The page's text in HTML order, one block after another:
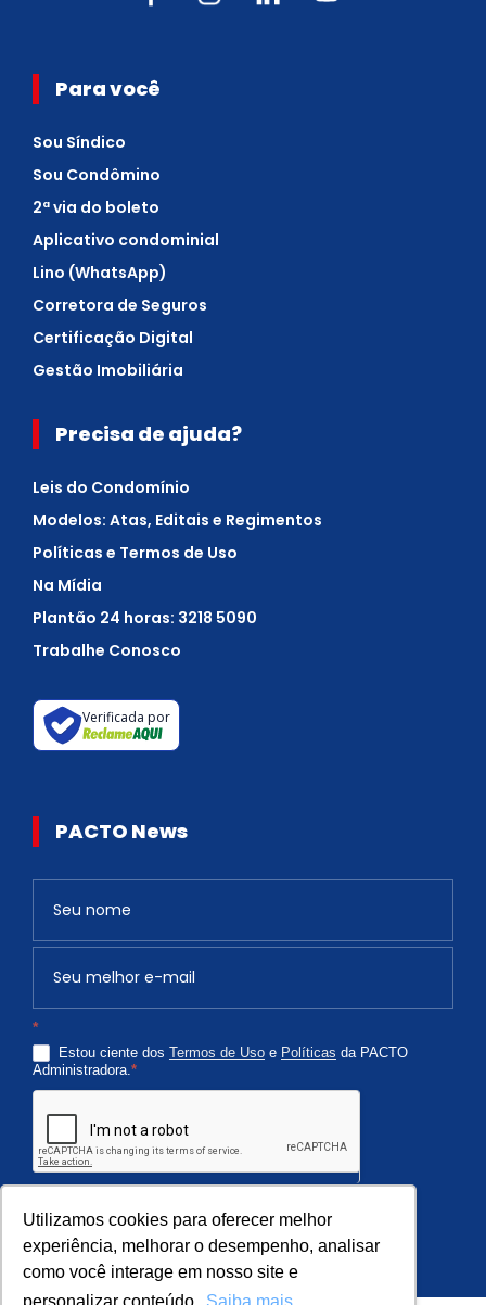
Utilizamos cookies para oferecer melhor
experiência, melhorar o desempenho, analisar
como você interage em nosso site e
Para você
Sou Síndico
Sou Condômino
2ª via do boleto
Aplicativo condominial
Lino (WhatsApp)
Corretora de Seguros
Certificação Digital
Gestão Imobiliária
Precisa de ajuda?
Leis do Condomínio
Modelos: Atas, Editais e Regimentos
Políticas e Termos de Uso
Na Mídia
Plantão 24 horas: 3218 5090
Trabalhe Conosco
Verificada por
PACTO News
*
Estou ciente dos Termos de Uso e Políticas da PACTO
Administradora.*
v
ê
a
n
o
,
d
e